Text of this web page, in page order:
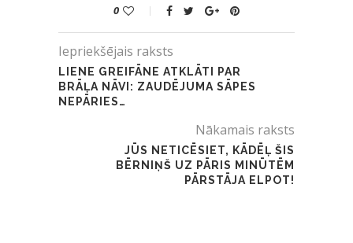
0
Iepriekšējais raksts
LIENE GREIFĀNE ATKLĀTI PAR
BRĀĻA NĀVI: ZAUDĒJUMA SĀPES
NEPĀRIES…
Nākamais raksts
JŪS NETICĒSIET, KĀDĒĻ ŠIS
BĒRNIŅŠ UZ PĀRIS MINŪTĒM
PĀRSTĀJA ELPOT!